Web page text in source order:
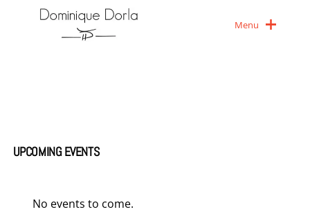
Menu
UPCOMING EVENTS
No events to come.